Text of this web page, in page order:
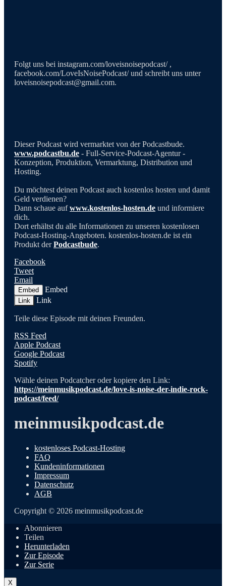
Folgt uns bei ⁠instagram.com/loveisnoisepodcast/⁠ ,
⁠⁠⁠⁠⁠⁠⁠⁠⁠⁠⁠⁠⁠facebook.com/LoveIsNoisePodcast/⁠⁠⁠⁠⁠⁠⁠⁠⁠⁠⁠⁠ und schreibt uns unter
loveisnoisepodcast@gmail.com.
Dieser Podcast wird vermarktet von der Podcastbude.
www.podcastbu.de - Full-Service-Podcast-Agentur -
Konzeption, Produktion, Vermarktung, Distribution und
Hosting.
Du möchtest deinen Podcast auch kostenlos hosten und damit
Geld verdienen?
Dann schaue aufwww.kostenlos-hosten.de und informiere
dich.
Dort erhältst du alle Informationen zu unseren kostenlosen
Podcast-Hosting-Angeboten. kostenlos-hosten.de ist ein
Produkt derPodcastbude.
Facebook
Tweet
Email
Embed Embed
Link Link
Teile diese Episode mit deinen Freunden.
RSS Feed
Apple Podcast
Google Podcast
Spotify
Wähle deinen Podcatcher oder kopiere den Link:
https://meinmusikpodcast.de/love-is-noise-der-indie-rock-
podcast/feed/
meinmusikpodcast.de
kostenloses Podcast-Hosting
FAQ
Kundeninformationen
Impressum
Datenschutz
AGB
Copyright © 2026 meinmusikpodcast.de
Abonnieren
Teilen
Herunterladen
Zur Episode
Zur Serie
X